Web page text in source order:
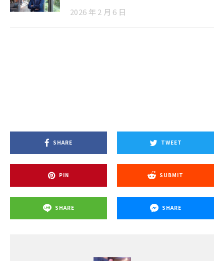
2026 年 2 月 6 日
SHARE TWEET
PIN SUBMIT
SHARE SHARE